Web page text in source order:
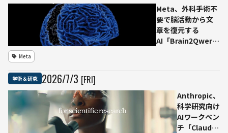
Meta、外科手術不
要で脳活動から文
章を復元する
AI「Brain2Qwerty
Meta
学術＆研究 2026/7/3 [FRI]
Anthropic、
科学研究向け
AIワークベン
チ「Claude